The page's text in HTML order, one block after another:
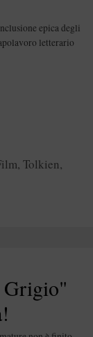
epica degli
letterario
,Tolkien,
Grigio"